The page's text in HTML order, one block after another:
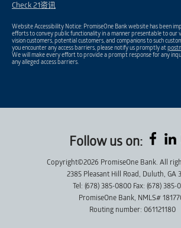
Check 21资讯
Website Accessibility Notice: PromiseOne Bank website has been
efforts to convey public functionality in a manner presentable to our
vision customers, potential customers, and companions to such
you encounter any access barriers, please notify us promptly at
We will make every effort to provide a prompt response for any
any alleged access barriers.
Follow us on:
Copyright©2026 PromiseOne Bank. All
2385 Pleasant Hill Road, Duluth, GA
Tel: (678) 385-0800 Fax: (678) 385-
PromiseOne Bank, NMLS#
Routing number: 061121180